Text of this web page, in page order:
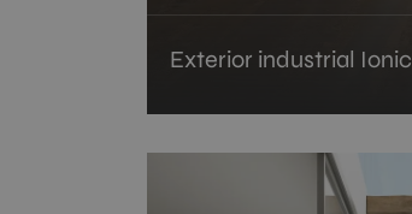
Exterior industrial Ionic